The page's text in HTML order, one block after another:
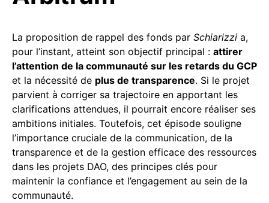
La proposition de rappel des fonds par Schiarizzi a,
pour l’instant, atteint son objectif principal : attirer
l’attention de la communauté sur les retards du GCP
et la nécessité de plus de transparence. Si le projet
parvient à corriger sa trajectoire en apportant les
clarifications attendues, il pourrait encore réaliser ses
ambitions initiales. Toutefois, cet épisode souligne
l’importance cruciale de la communication, de la
transparence et de la gestion efficace des ressources
dans les projets DAO, des principes clés pour
maintenir la confiance et l’engagement au sein de la
communauté.